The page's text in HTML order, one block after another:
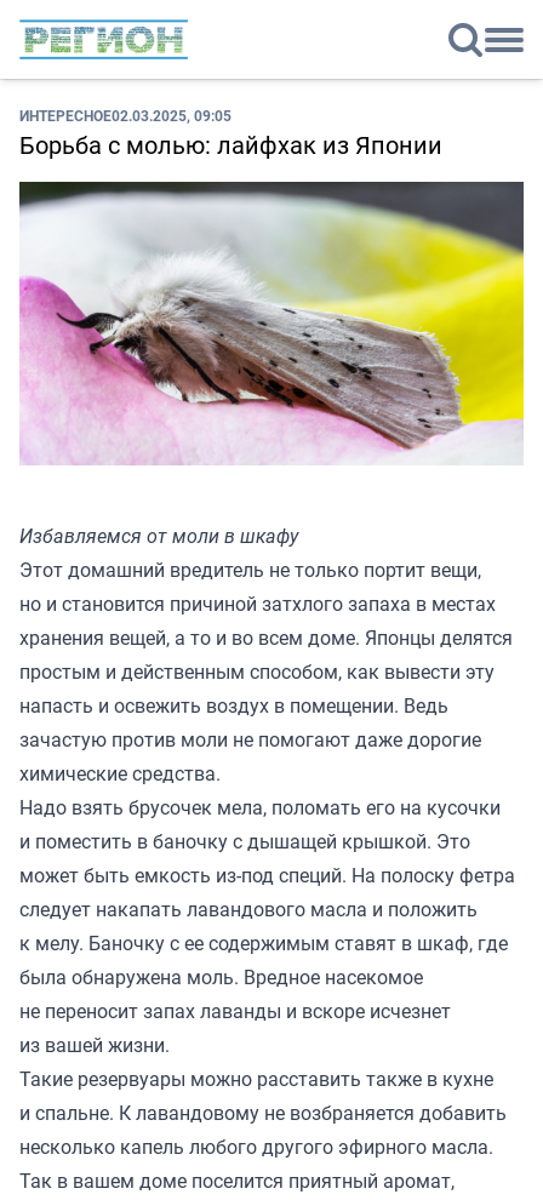
ИНТЕРЕСНОЕ02.03.2025, 09:05
Борьба с молью: лайфхак из Японии
Избавляемся от моли в шкафу
Этот домашний вредитель не только портит вещи,
но и становится причиной затхлого запаха в местах
хранения вещей, а то и во всем доме. Японцы делятся
простым и действенным способом, как вывести эту
напасть и освежить воздух в помещении. Ведь
зачастую против моли не помогают даже дорогие
химические средства.
Надо взять брусочек мела, поломать его на кусочки
и поместить в баночку с дышащей крышкой. Это
может быть емкость из-под специй. На полоску фетра
следует накапать лавандового масла и положить
к мелу. Баночку с ее содержимым ставят в шкаф, где
была обнаружена моль. Вредное насекомое
не переносит запах лаванды и вскоре исчезнет
из вашей жизни.
Такие резервуары можно расставить также в кухне
и спальне. К лавандовому не возбраняется добавить
несколько капель любого другого эфирного масла.
Так в вашем доме поселится приятный аромат,